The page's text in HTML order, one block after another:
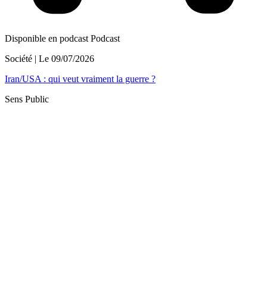
Disponible en podcast Podcast
Société | Le 09/07/2026
Iran/USA : qui veut vraiment la guerre ?
Sens Public